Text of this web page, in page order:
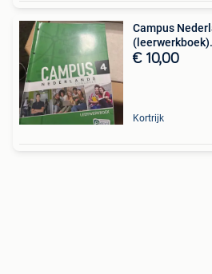
Campus
(leerwerkboek).
€ 10,00
Kortrijk